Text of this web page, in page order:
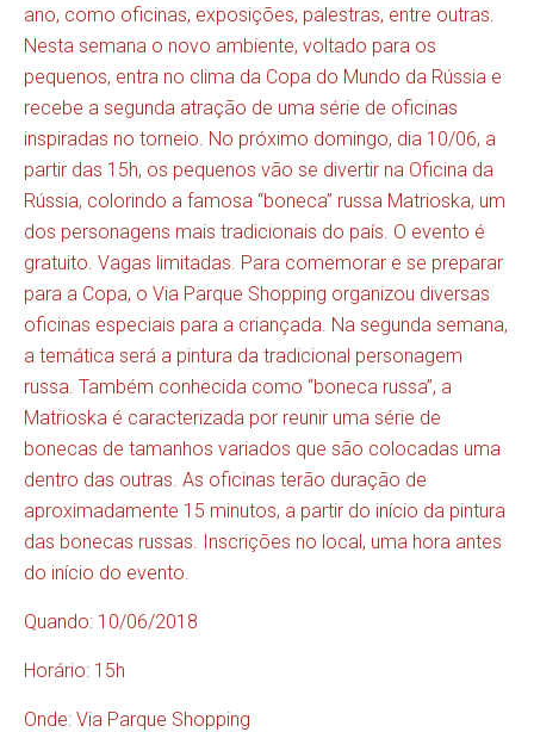
ano, como oficinas, exposições, palestras, entre outras.
Nesta semana o novo ambiente, voltado para os
pequenos, entra no clima da Copa do Mundo da Rússia e
recebe a segunda atração de uma série de oficinas
inspiradas no torneio. No próximo domingo, dia 10/06, a
partir das 15h, os pequenos vão se divertir na Oficina da
Rússia, colorindo a famosa “boneca” russa Matrioska, um
dos personagens mais tradicionais do país. O evento é
gratuito. Vagas limitadas. Para comemorar e se preparar
para a Copa, o Via Parque Shopping organizou diversas
oficinas especiais para a criançada. Na segunda semana,
a temática será a pintura da tradicional personagem
russa. Também conhecida como “boneca russa”, a
Matrioska é caracterizada por reunir uma série de
bonecas de tamanhos variados que são colocadas uma
dentro das outras. As oficinas terão duração de
aproximadamente 15 minutos, a partir do início da pintura
das bonecas russas. Inscrições no local, uma hora antes
do início do evento.
Quando: 10/06/2018
Horário: 15h
Onde: Via Parque Shopping